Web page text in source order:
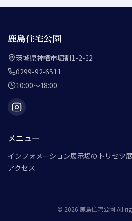
鹿島住宅公園
茨城県神栖市堀割1-2-32
0299-92-6511
10:00～18:00
メニュー
インフォメーション展示場のトリセツ
アクセス
© 2026 鹿島住宅公園 All